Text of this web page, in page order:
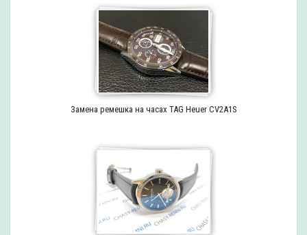
Замена ремешка на часах TAG Heuer CV2A1S